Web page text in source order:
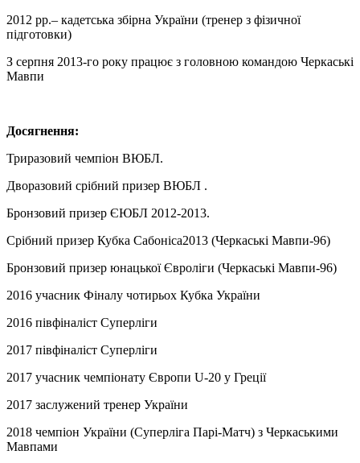
2012 рр.– кадетська збірна України (тренер з фізичної
підготовки)
З серпня 2013-го року працює з головною командою Черкаські
Мавпи
Досягнення:
Триразовий чемпіон ВЮБЛ.
Дворазовий срібний призер ВЮБЛ .
Бронзовий призер ЄЮБЛ 2012-2013.
Срібний призер Кубка Сабоніса2013 (Черкаські Мавпи-96)
Бронзовий призер юнацької Євроліги (Черкаські Мавпи-96)
2016 учасник Фіналу чотирьох Кубка України
2016 півфіналіст Суперліги
2017 півфіналіст Суперліги
2017 учасник чемпіонату Європи U-20 у Греції
2017 заслужений тренер України
2018 чемпіон України (Суперліга Парі-Матч) з Черкаськими
Мавпами